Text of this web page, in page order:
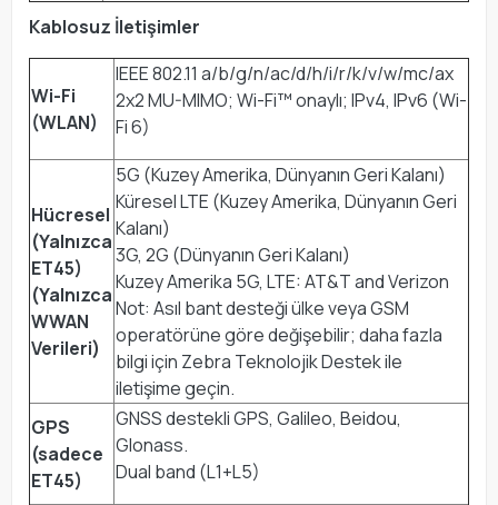
Kablosuz İletişimler
Wi-Fi
(WLAN)
IEEE 802.11 a/b/g/n/ac/d/h/i/r/k/v/w/mc/ax
2x2 MU-MIMO; Wi-Fi™ onaylı; IPv4, IPv6 (Wi-
Fi 6)
Hücresel
(Yalnızca
ET45)
(Yalnızca
WWAN
Verileri)
5G (Kuzey Amerika, Dünyanın Geri Kalanı)
Küresel LTE (Kuzey Amerika, Dünyanın Geri
Kalanı)
3G, 2G (Dünyanın Geri Kalanı)
Kuzey Amerika 5G, LTE: AT&T and Verizon
Not: Asıl bant desteği ülke veya GSM
operatörüne göre değişebilir; daha fazla
bilgi için Zebra Teknolojik Destek ile
iletişime geçin.
GPS
(sadece
ET45)
GNSS destekli GPS, Galileo, Beidou,
Glonass.
Dual band (L1+L5)